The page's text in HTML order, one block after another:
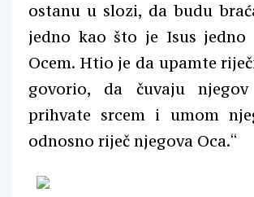
ostanu u slozi, da budu
jedno kao što je Isus
Ocem. Htio je da upamte
govorio, da čuvaju
prihvate srcem i umom
odnosno riječ njegova Oca.“